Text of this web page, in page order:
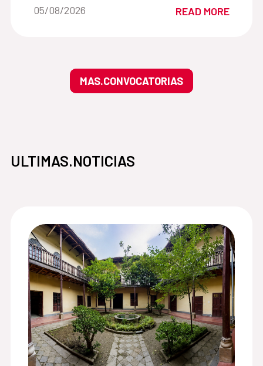
Date of the news::
05/08/2026 READ MORE
MAS.CONVOCATORIAS
ULTIMAS.NOTICIAS